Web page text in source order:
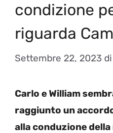
condizione
riguarda
Settembre 22, 2023 di
Carlo e William
raggiunto un
alla conduzione